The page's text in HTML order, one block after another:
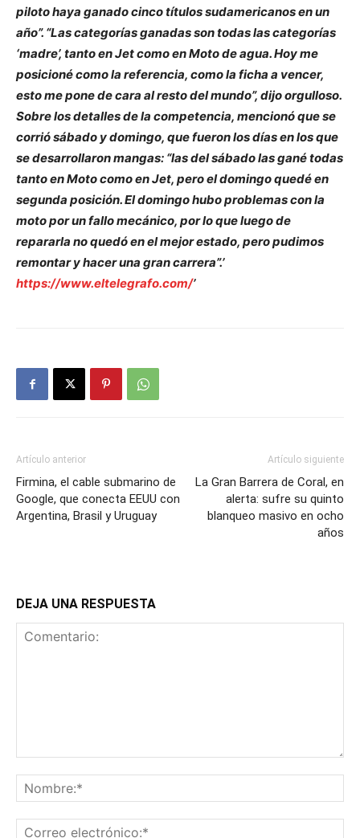
piloto haya ganado cinco títulos sudamericanos en un
año”. “Las categorías ganadas son todas las categorías
‘madre’, tanto en Jet como en Moto de agua. Hoy me
posicioné como la referencia, como la ficha a vencer,
esto me pone de cara al resto del mundo”, dijo orgulloso.
Sobre los detalles de la competencia, mencionó que se
corrió sábado y domingo, que fueron los días en los que
se desarrollaron mangas: “las del sábado las gané todas
tanto en Moto como en Jet, pero el domingo quedé en
segunda posición. El domingo hubo problemas con la
moto por un fallo mecánico, por lo que luego de
repararla no quedó en el mejor estado, pero pudimos
remontar y hacer una gran carrera”.’
https://www.eltelegrafo.com/’
Artículo anterior
Firmina, el cable submarino de
Google, que conecta EEUU con
Argentina, Brasil y Uruguay
Artículo siguiente
La Gran Barrera de Coral, en
alerta: sufre su quinto
blanqueo masivo en ocho
años
DEJA UNA RESPUESTA